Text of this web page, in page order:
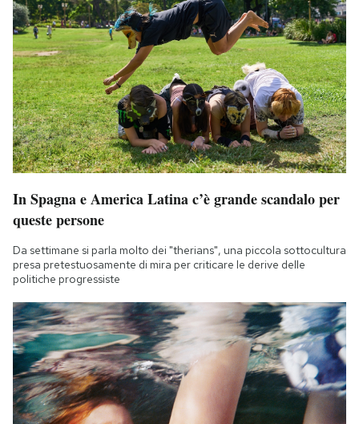
In Spagna e America Latina c’è grande scandalo per
queste persone
Da settimane si parla molto dei "therians", una piccola sottocultura
presa pretestuosamente di mira per criticare le derive delle
politiche progressiste